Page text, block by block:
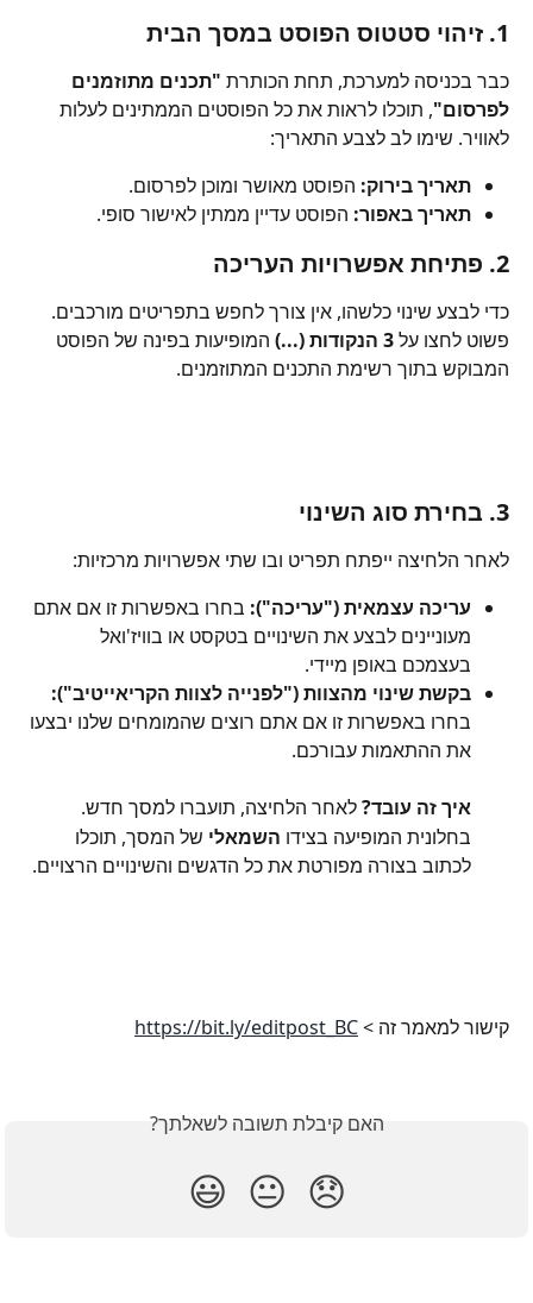
1. זיהוי סטטוס הפוסט במסך הבית
כבר בכניסה למערכת, תחת הכותרת "תכנים מתוזמנים
לפרסום", תוכלו לראות את כל הפוסטים הממתינים לעלות
לאוויר. שימו לב לצבע התאריך:
תאריך בירוק: הפוסט מאושר ומוכן לפרסום.
תאריך באפור: הפוסט עדיין ממתין לאישור סופי.
2. פתיחת אפשרויות העריכה
כדי לבצע שינוי כלשהו, אין צורך לחפש בתפריטים מורכבים.
פשוט לחצו על 3 הנקודות (...)
המופיעות בפינה של הפוסט
המבוקש בתוך רשימת התכנים המתוזמנים.
3. בחירת סוג השינוי
לאחר הלחיצה ייפתח תפריט ובו שתי אפשרויות מרכזיות:
עריכה עצמאית ("עריכה"): בחרו באפשרות זו אם אתם
מעוניינים לבצע את השינויים בטקסט או בוויז'ואל
בעצמכם באופן מיידי.
בקשת שינוי מהצוות ("לפנייה לצוות הקריאייטיב"):
בחרו באפשרות זו אם אתם רוצים שהמומחים שלנו יבצעו
את ההתאמות עבורכם.
איך זה עובד? לאחר הלחיצה, תועברו למסך חדש.
בחלונית המופיעה בצידו השמאלי של המסך, תוכלו
לכתוב בצורה מפורטת את כל הדגשים והשינויים הרצויים.
קישור למאמר זה > https://bit.ly/editpost_BC
האם קיבלת תשובה לשאלתך?
😞
😐
😃